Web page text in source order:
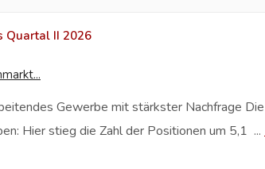
Quartal II 2026
Gewerbe mit stärkster Nachfrage
Hier stieg die Zahl der Positionen um 5,1 ...